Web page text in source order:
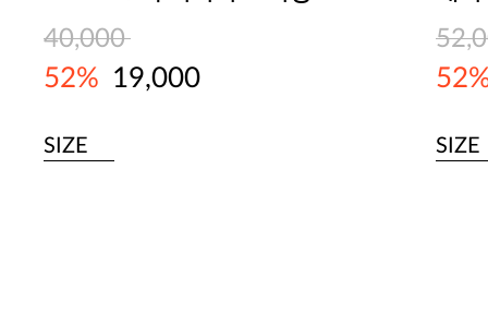
40,000
52% 19,000
SIZE SIZE